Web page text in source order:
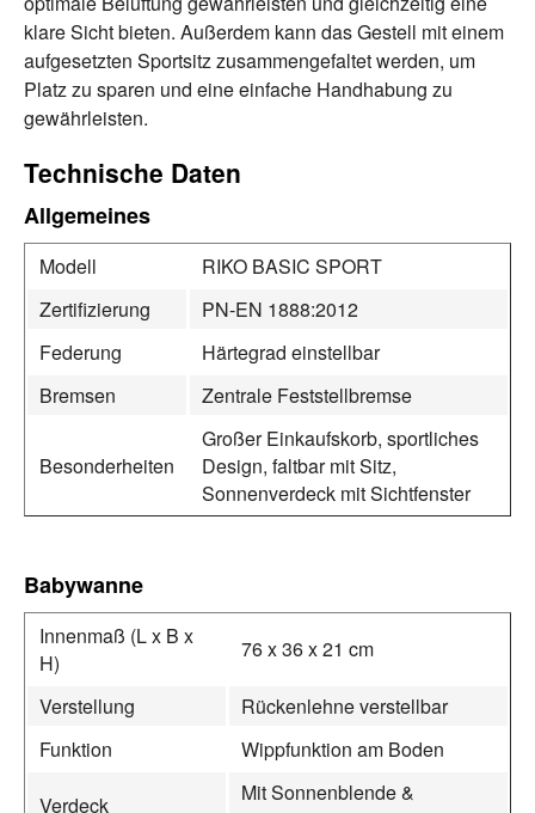
klare Sicht bieten. Außerdem kann das Gestell mit einem
aufgesetzten Sportsitz zusammengefaltet werden, um
Platz zu sparen und eine einfache Handhabung zu
gewährleisten.
Technische Daten
Allgemeines
Modell
RIKO BASIC SPORT
Zertifizierung
PN-EN 1888:2012
Federung
Härtegrad einstellbar
Bremsen
Zentrale Feststellbremse
Besonderheiten
Großer Einkaufskorb, sportliches
Design, faltbar mit Sitz,
Sonnenverdeck mit Sichtfenster
Babywanne
Innenmaß (L x B x
H)
76 x 36 x 21 cm
Verstellung
Rückenlehne verstellbar
Funktion
Wippfunktion am Boden
Verdeck
Mit Sonnenblende &